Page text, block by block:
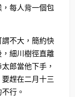
每人背一個包
不大，簡約快
細川樹徑直離
郎當他下手，
趕在二月十三
行。